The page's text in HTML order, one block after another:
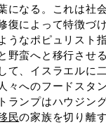
になる。これは社
復によって特徴づ
なポピュリスト
野蛮へと移行させ
て、イスラエルに
々へのフードスタ
ランプはハウジン
民の家族を切り離